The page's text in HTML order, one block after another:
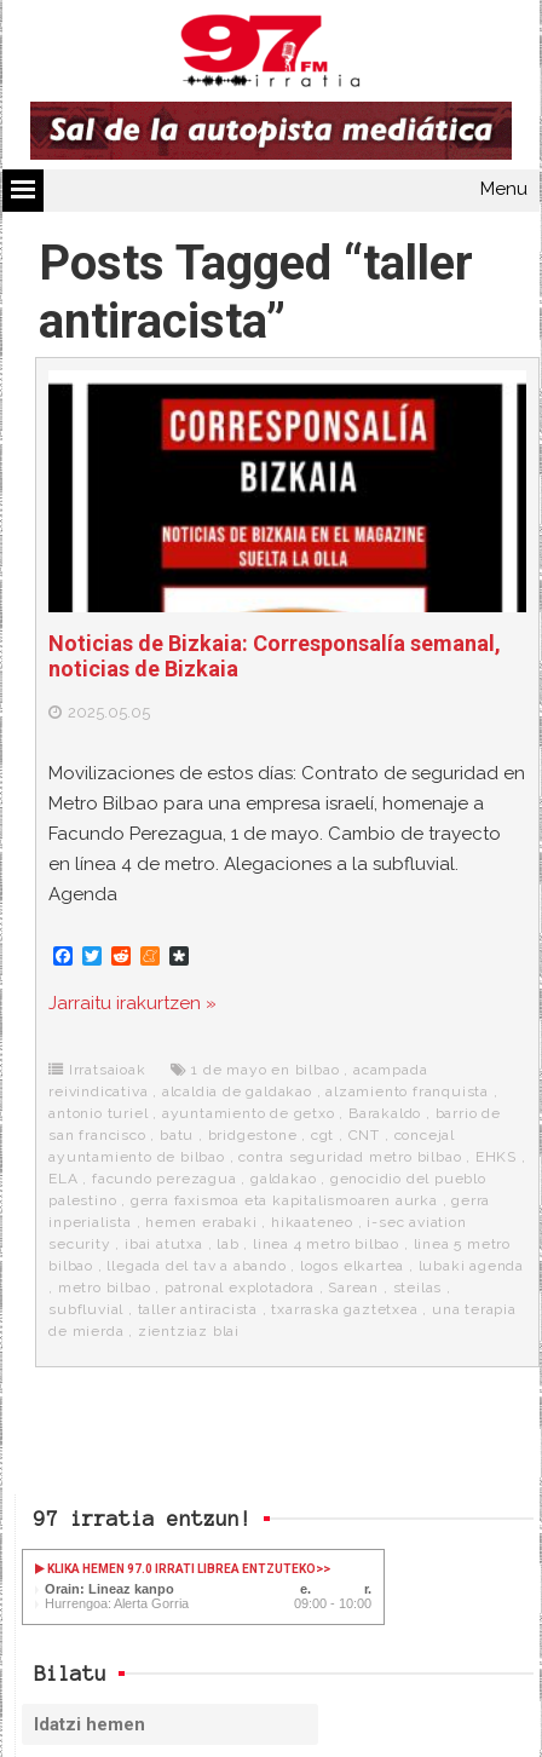
Menu
Posts Tagged “taller
antiracista”
Noticias de Bizkaia: Corresponsalía semanal,
noticias de Bizkaia
2025.05.05
Movilizaciones de estos días: Contrato de seguridad en
Metro Bilbao para una empresa israelí, homenaje a
Facundo Perezagua, 1 de mayo. Cambio de trayecto
en línea 4 de metro. Alegaciones a la subfluvial.
Agenda
F
c
e
o
k
T
i
t
r
R
d
d
M
n
e
e
a
s
r
a
Jarraitu irakurtzen »
Irratsaioak 1 de mayo en bilbao , acampada
reivindicativa , alcaldia de galdakao ,alzamiento franquista ,
antonio turiel , ayuntamiento de getxo , Barakaldo , barrio de
san francisco , batu , bridgestone , cgt , CNT , concejal
ayuntamiento de bilbao ,contra seguridad metro bilbao , EHKS ,
ELA ,facundo perezagua ,galdakao , genocidio del pueblo
palestino , gerra faxismoa eta kapitalismoaren aurka ,gerra
inperialista , hemen erabaki , hikaateneo , i-sec aviation
security , ibai atutxa , lab , linea 4 metro bilbao , linea 5 metro
bilbao , llegada del tav a abando , logos elkartea , lubaki agenda
, metro bilbao , patronal explotadora , Sarean , steilas ,
subfluvial , taller antiracista ,txarraska gaztetxea , una terapia
de mierda , zientziaz blai
97 irratia entzun!
KLIKA HEMEN 97.0 IRRATI LIBREA ENTZUTEKO>>
Orain: Lineaz kanpo
Hurrengoa: Alerta Gorria
09:00 - 10:00
Bilatu